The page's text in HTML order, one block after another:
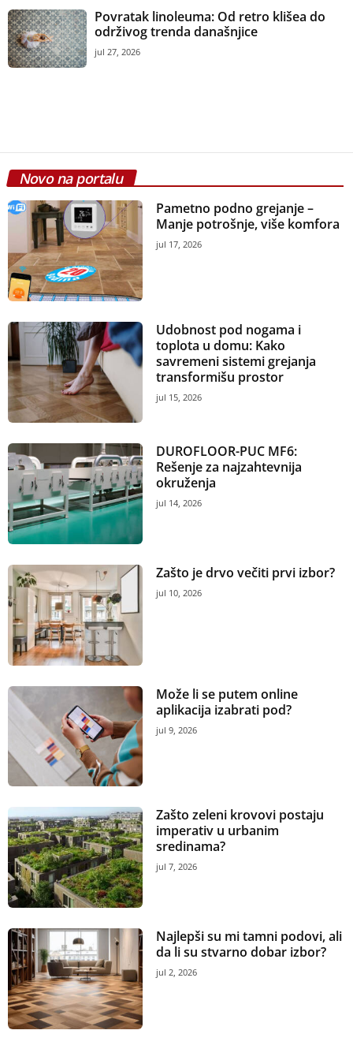
Povratak linoleuma: Od retro klišea do
održivog trenda današnjice
jul 27, 2026
Novo na portalu
Pametno podno grejanje –
Manje potrošnje, više komfora
jul 17, 2026
Udobnost pod nogama i
toplota u domu: Kako
savremeni sistemi grejanja
transformišu prostor
jul 15, 2026
DUROFLOOR-PUC MF6:
Rešenje za najzahtevnija
okruženja
jul 14, 2026
Zašto je drvo večiti prvi izbor?
jul 10, 2026
Može li se putem online
aplikacija izabrati pod?
jul 9, 2026
Zašto zeleni krovovi postaju
imperativ u urbanim
sredinama?
jul 7, 2026
Najlepši su mi tamni podovi, ali
da li su stvarno dobar izbor?
jul 2, 2026